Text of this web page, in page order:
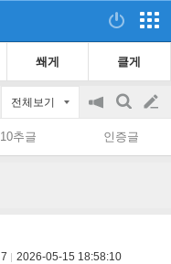
쐐게 클게
전체보기
공
on/off
검
색
글
쓰
10추글 인증글
7 2026-05-15 18:58:10